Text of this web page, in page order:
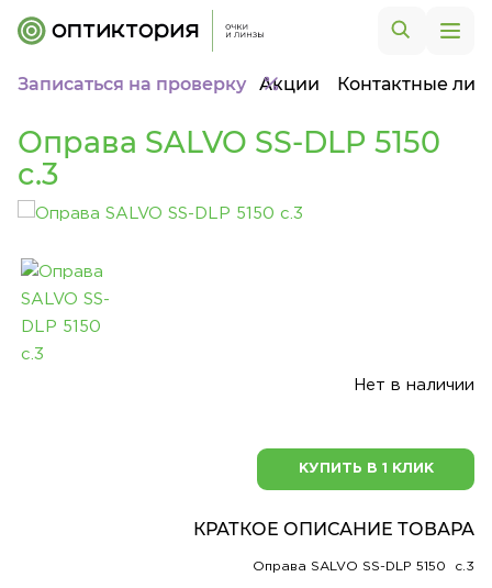
Записаться на проверку Акции Контактные
Оправа SALVO SS-DLP 5150
c.3
Нет в наличии
КУПИТЬ В 1 КЛИК
КРАТКОЕ ОПИСАНИЕ ТОВАРА
Оправа SALVO SS-DLP 5150 c.3